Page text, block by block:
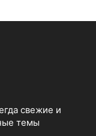
свежие и
темы